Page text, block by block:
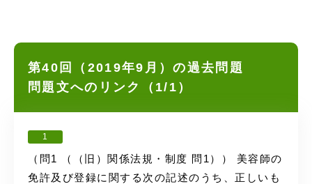
第40回（2019年9月）の過去問題
問題文へのリンク（1/1）
1
（問1 （（旧）関係法規・制度 問1）） 美容師の
免許及び登録に関する次の記述のうち、正しいも